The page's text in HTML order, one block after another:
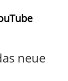
neue